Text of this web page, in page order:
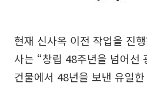
현재 신사옥 이전 작업을 진
사는 “창립 48주년을 넘어선
건물에서 48년을 보낸 유일